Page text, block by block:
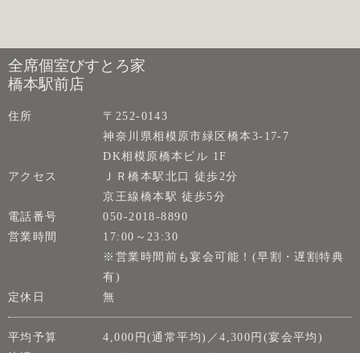
全席個室びすとろ家
橋本駅前店
住所
〒252-0143
神奈川県相模原市緑区橋本3-17-7
DK相模原橋本ビル 1F
アクセス
ＪＲ橋本駅北口 徒歩2分
京王線橋本駅 徒歩5分
電話番号
050-2018-8890
営業時間
17:00～23:30
※営業時間前も宴会可能！(早割・遅割特典
有)
定休日
無
平均予算
4,000円(通常平均)／4,300円(宴会平均)